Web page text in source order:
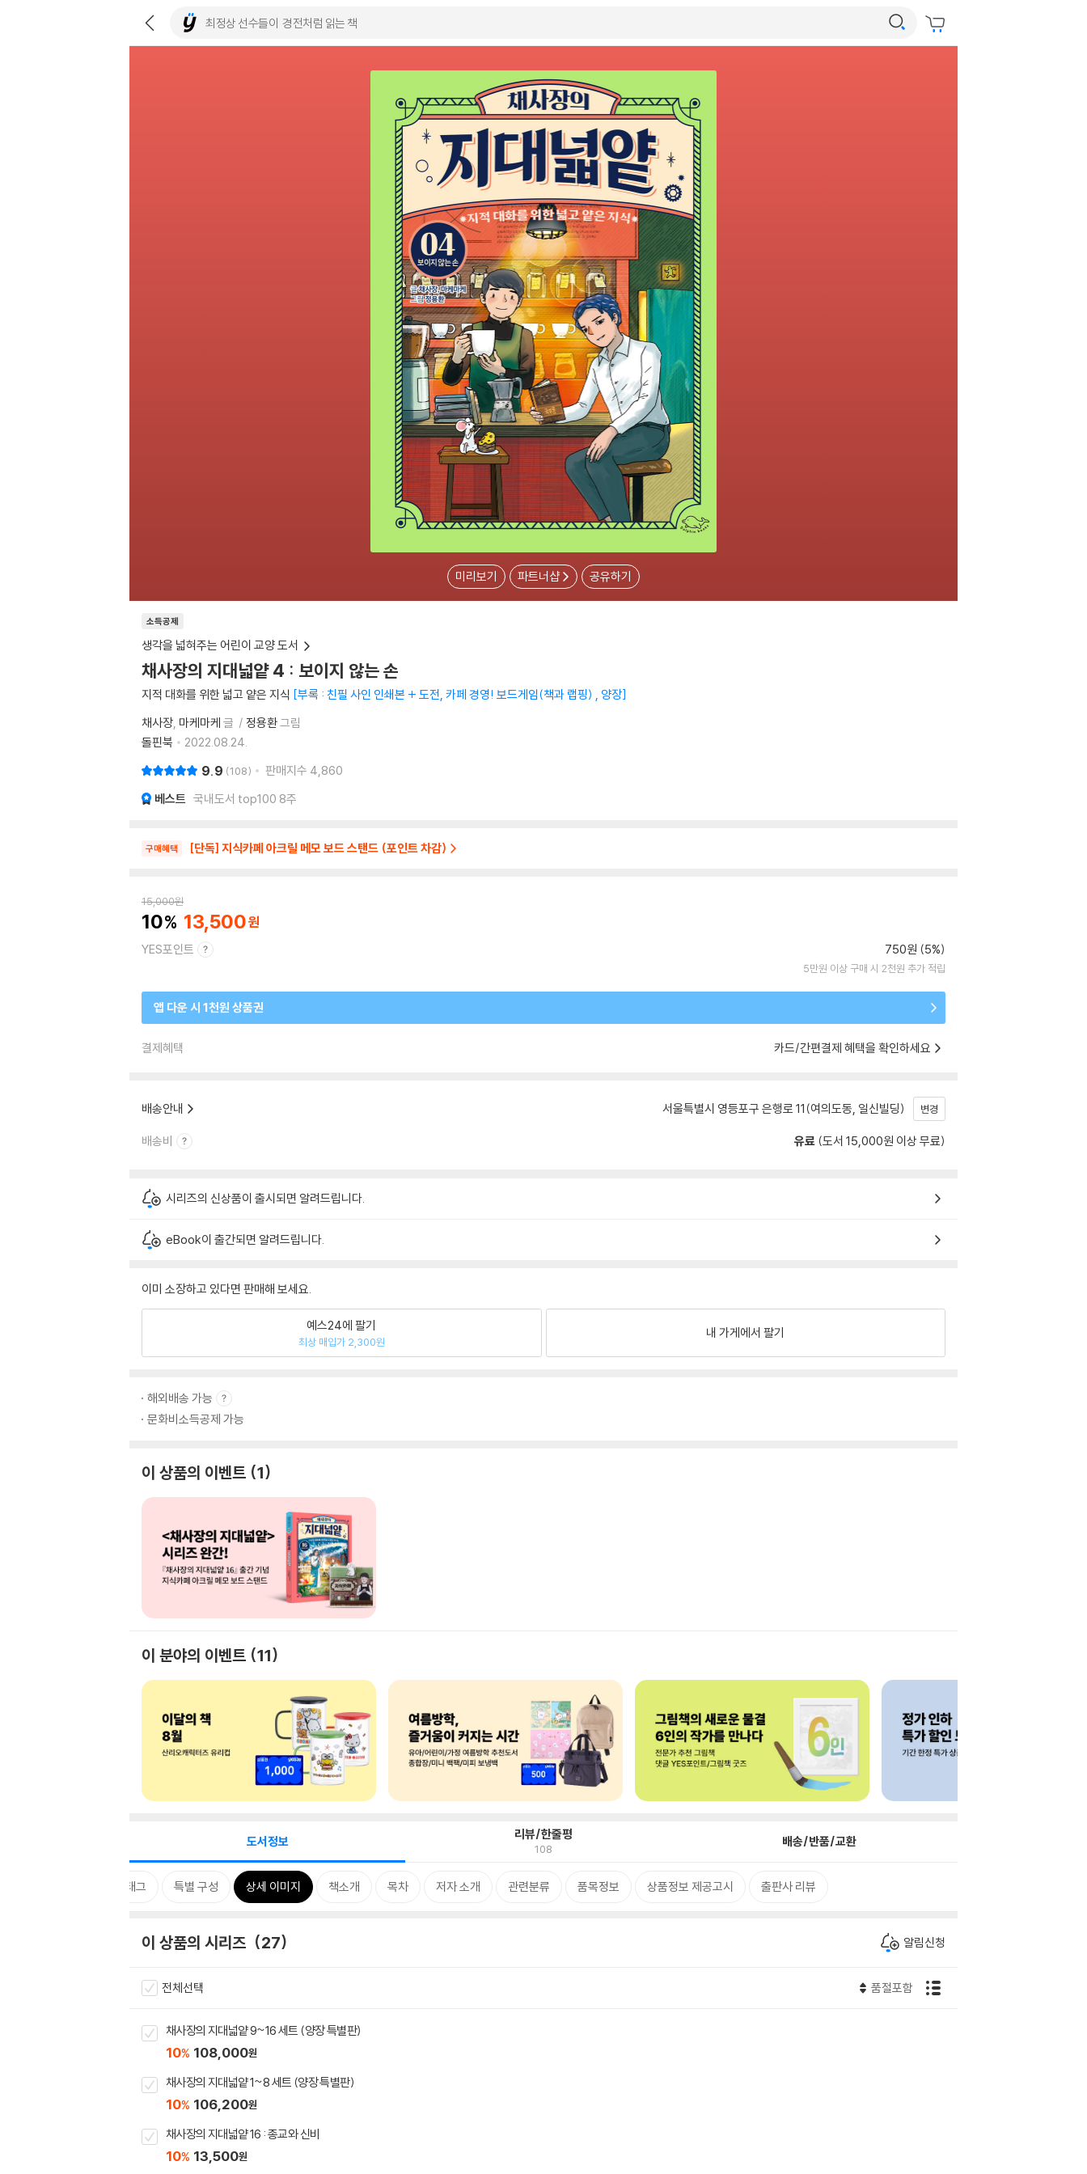
미리보기 파트너샵 공유하기
소득공제
생각을 넓혀주는 어린이 교양 도서
채사장의 지대넓얕 4 : 보이지 않는 손
지적 대화를 위한 넓고 얕은 지식 부록 : 친필 사인 인쇄본 + 도전, 카페 경영! 보드게임(책과 랩핑) , 양장
채사장 마케마케 글 정용환그림
돌핀북
2022.08.24.
9.9 108 판매지수 4,860
베스트 국내도서 top100 8주
구매혜택 [단독] 지식카페 아크릴 메모 보드 스탠드 (포인트 차감)
15,000원
10 13,500
YES포인트 750원 (5%)
5만원 이상 구매 시 2천원 추가 적립
앱 다운 시 1천원 상품권
결제혜택 카드/간편결제 혜택을 확인하세요
배송안내 서울특별시 영등포구 은행로 11(여의도동, 일신빌딩) 변경
배송비 유료 (도서 15,000원 이상 무료)
시리즈의 신상품이 출시되면 알려드립니다.
eBook이 출간되면 알려드립니다.
이미 소장하고 있다면 판매해 보세요.
예스24에 팔기
최상 매입가 2,300원
내 가게에서 팔기
해외배송 가능
문화비소득공제 가능
이 상품의 이벤트 1
이 분야의 이벤트 11
도서정보 리뷰/한줄평
108 배송/반품/교환
태그 특별 구성 상세 이미지 책소개 목차 저자 소개 관련분류 품목정보 상품정보 제공고시 출판사 리뷰
이 상품의 시리즈 27 알림신청
전체선택 품절포함
채사장의 지대넓얕 9~16 세트 (양장 특별판)
10% 108,000원
채사장의 지대넓얕 1~8 세트 (양장 특별판)
10% 106,200원
채사장의 지대넓얕 16 : 종교와 신비
10% 13,500원